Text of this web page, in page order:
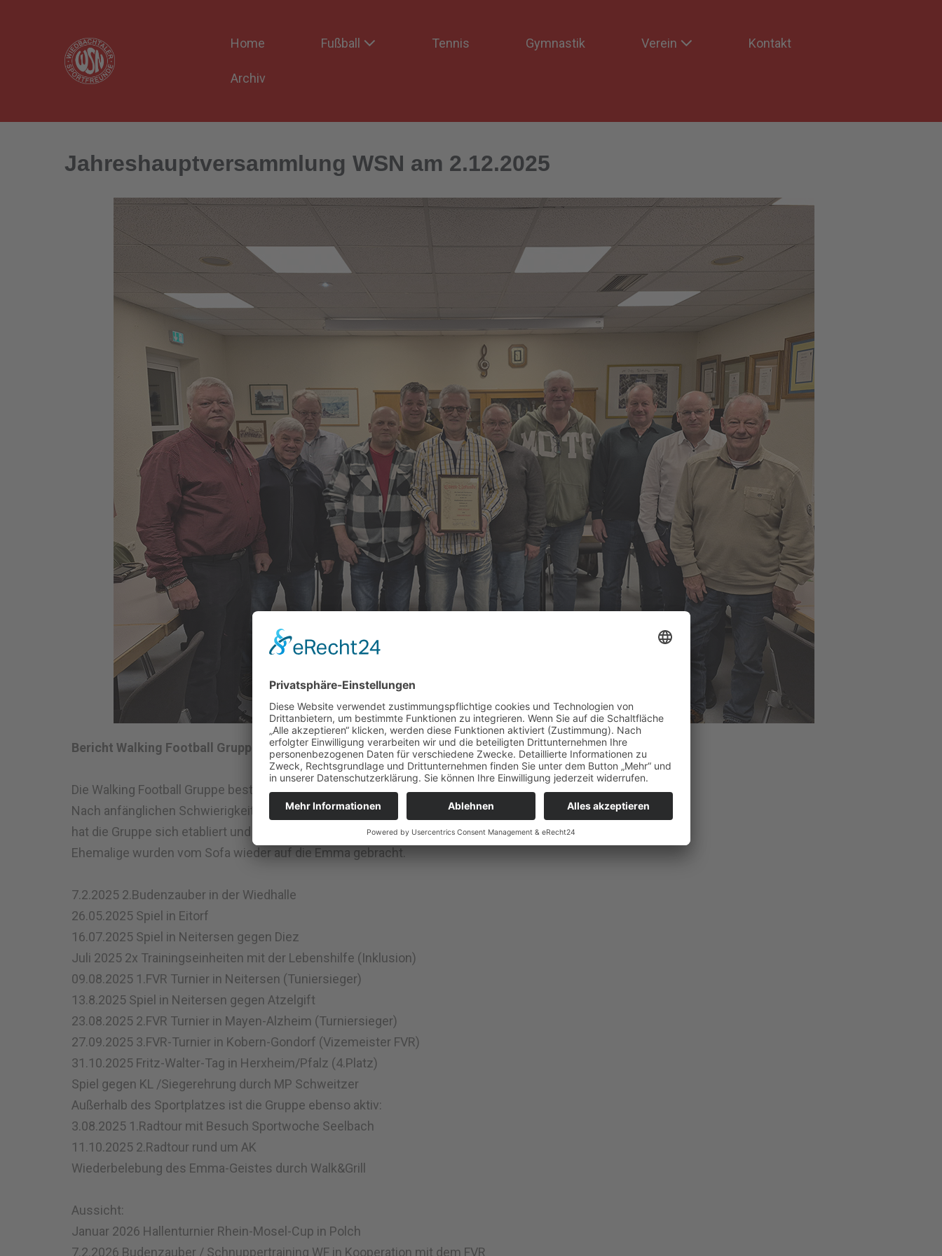
Home Fußball Tennis Gymnastik Verein Kontakt
Archiv
Jahreshauptversammlung WSN am 2.12.2025
Bericht Walking Football Gruppe
Die Walking Football Gruppe besteht seit drei Jahren.
Nach anfänglichen Schwierigkeiten bei der Besetzung und dem regelmäßigen Trainingsbetrieb,
hat die Gruppe sich etabliert und ist fester Bestandteil der WSN-Familie geworden. Viele
Ehemalige wurden vom Sofa wieder auf die Emma gebracht.
7.2.2025 2.Budenzauber in der Wiedhalle
26.05.2025 Spiel in Eitorf
16.07.2025 Spiel in Neitersen gegen Diez
Juli 2025 2x Trainingseinheiten mit der Lebenshilfe (Inklusion)
09.08.2025 1.FVR Turnier in Neitersen (Tuniersieger)
13.8.2025 Spiel in Neitersen gegen Atzelgift
23.08.2025 2.FVR Turnier in Mayen-Alzheim (Turniersieger)
27.09.2025 3.FVR-Turnier in Kobern-Gondorf (Vizemeister FVR)
31.10.2025 Fritz-Walter-Tag in Herxheim/Pfalz (4.Platz)
Spiel gegen KL /Siegerehrung durch MP Schweitzer
Außerhalb des Sportplatzes ist die Gruppe ebenso aktiv:
3.08.2025 1.Radtour mit Besuch Sportwoche Seelbach
11.10.2025 2.Radtour rund um AK
Wiederbelebung des Emma-Geistes durch Walk&Grill
Aussicht:
Januar 2026 Hallenturnier Rhein-Mosel-Cup in Polch
7.2.2026 Budenzauber / Schnuppertraining WF in Kooperation mit dem FVR